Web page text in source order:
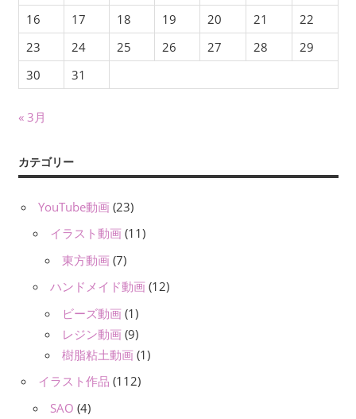
16
17 18 19 20 21
22
23
24 25 26 27 28
29
30
31
« 3月
カテゴリー
YouTube動画 (23)
イラスト動画 (11)
東方動画 (7)
ハンドメイド動画 (12)
ビーズ動画 (1)
レジン動画 (9)
樹脂粘土動画 (1)
イラスト作品 (112)
SAO (4)